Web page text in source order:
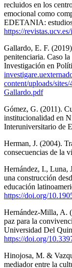
recluidos en los
emocional como
EDETANIA:
https://
Gallardo, E. F.
penitenciaria. Caso
Investigación en
content/uploads/
Gallardo.pdf
Gómez, G. (2011).
institucionalidad en
Interuniversitario de
Herman, J. (2004).
consecuencias de la
Hernández, I., Luna,
una construcción
educación
https://doi.org/
Hernández-Milla, A.
paz para la
Universidad Del
https://doi.org/
Hinojosa, M. &
mediador entre la